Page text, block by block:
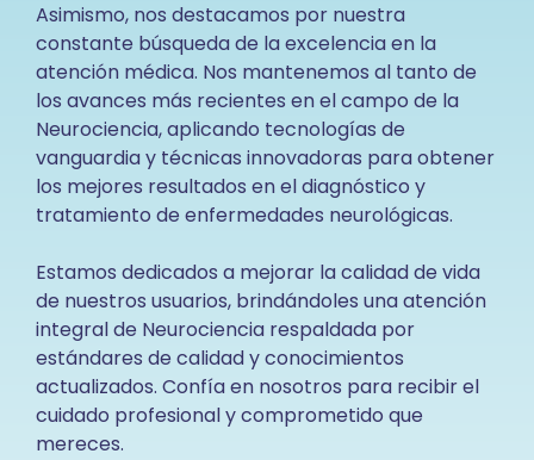
Asimismo, nos destacamos por nuestra
constante búsqueda de la excelencia en la
atención médica. Nos mantenemos al tanto de
los avances más recientes en el campo de la
Neurociencia, aplicando tecnologías de
vanguardia y técnicas innovadoras para obtener
los mejores resultados en el diagnóstico y
tratamiento de enfermedades neurológicas.
Estamos dedicados a mejorar la calidad de vida
de nuestros usuarios, brindándoles una atención
integral de Neurociencia respaldada por
estándares de calidad y conocimientos
actualizados. Confía en nosotros para recibir el
cuidado profesional y comprometido que
mereces.